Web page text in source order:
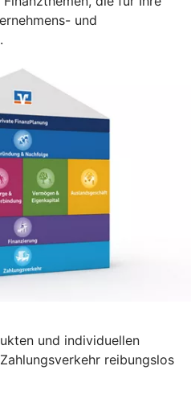
und
und individuellen
reibungslos